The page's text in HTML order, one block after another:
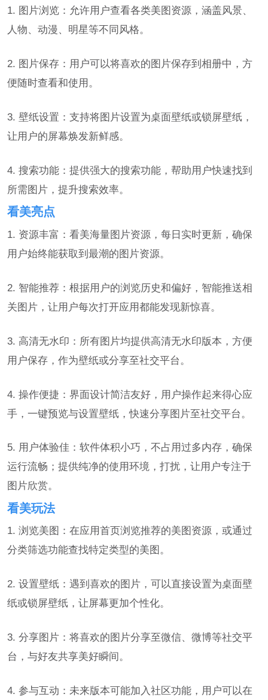
1. 图片浏览：允许用户查看各类美图资源，涵盖风景、
人物、动漫、明星等不同风格。
2. 图片保存：用户可以将喜欢的图片保存到相册中，方
便随时查看和使用。
3. 壁纸设置：支持将图片设置为桌面壁纸或锁屏壁纸，
让用户的屏幕焕发新鲜感。
4. 搜索功能：提供强大的搜索功能，帮助用户快速找到
所需图片，提升搜索效率。
看美亮点
1. 资源丰富：看美海量图片资源，每日实时更新，确保
用户始终能获取到最潮的图片资源。
2. 智能推荐：根据用户的浏览历史和偏好，智能推送相
关图片，让用户每次打开应用都能发现新惊喜。
3. 高清无水印：所有图片均提供高清无水印版本，方便
用户保存，作为壁纸或分享至社交平台。
4. 操作便捷：界面设计简洁友好，用户操作起来得心应
手，一键预览与设置壁纸，快速分享图片至社交平台。
5. 用户体验佳：软件体积小巧，不占用过多内存，确保
运行流畅；提供纯净的使用环境，打扰，让用户专注于
图片欣赏。
看美玩法
1. 浏览美图：在应用首页浏览推荐的美图资源，或通过
分类筛选功能查找特定类型的美图。
2. 设置壁纸：遇到喜欢的图片，可以直接设置为桌面壁
纸或锁屏壁纸，让屏幕更加个性化。
3. 分享图片：将喜欢的图片分享至微信、微博等社交平
台，与好友共享美好瞬间。
4. 参与互动：未来版本可能加入社区功能，用户可以在